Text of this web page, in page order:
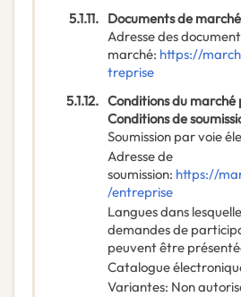
5.1.11. Documents de marché
Adresse des
marché: https://
treprise
5.1.12. Conditions du marché
Conditions de
Soumission par voie
Adresse de
soumission: https://
/entreprise
Langues dans
demandes de
peuvent être
Catalogue
Variantes: Non